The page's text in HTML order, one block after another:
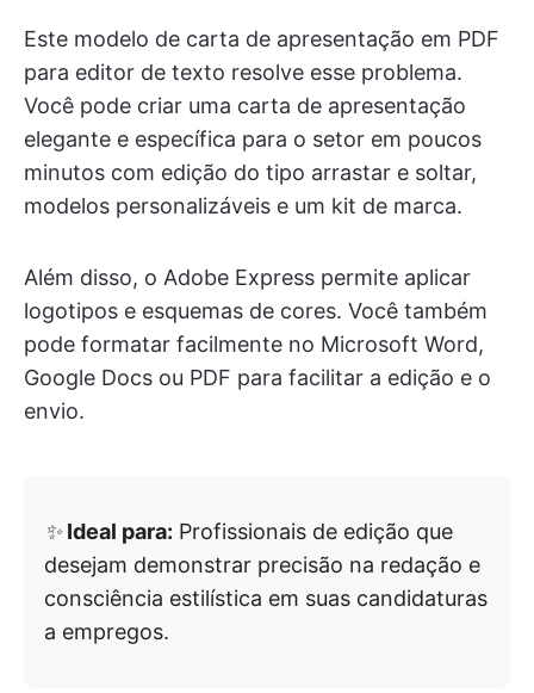
Este modelo de carta de apresentação em PDF
para editor de texto resolve esse problema.
Você pode criar uma carta de apresentação
elegante e específica para o setor em poucos
minutos com edição do tipo arrastar e soltar,
modelos personalizáveis e um kit de marca.
Além disso, o Adobe Express permite aplicar
logotipos e esquemas de cores. Você também
pode formatar facilmente no Microsoft Word,
Google Docs ou PDF para facilitar a edição e o
envio.
✨Ideal para: Profissionais de edição que
desejam demonstrar precisão na redação e
consciência estilística em suas candidaturas
a empregos.